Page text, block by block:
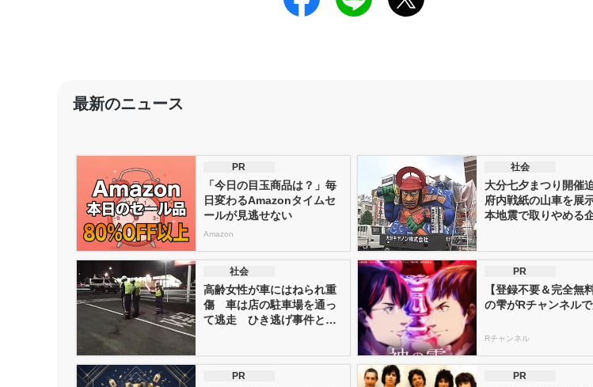
最新のニュース
PR
「今日の目玉商品は？」毎
日変わるAmazonタイムセ
ールが見逃せない
Amazon
社会
大分七夕まつり開催
府内戦紙の山車を展
本地震で取りやめる
社会
高齢女性が車にはねられ重
傷 車は店の駐車場を通っ
て逃走 ひき逃げ事件とし
PR
【登録不要＆完全無
の雫がRチャンネル
Rチャンネル
PR PR